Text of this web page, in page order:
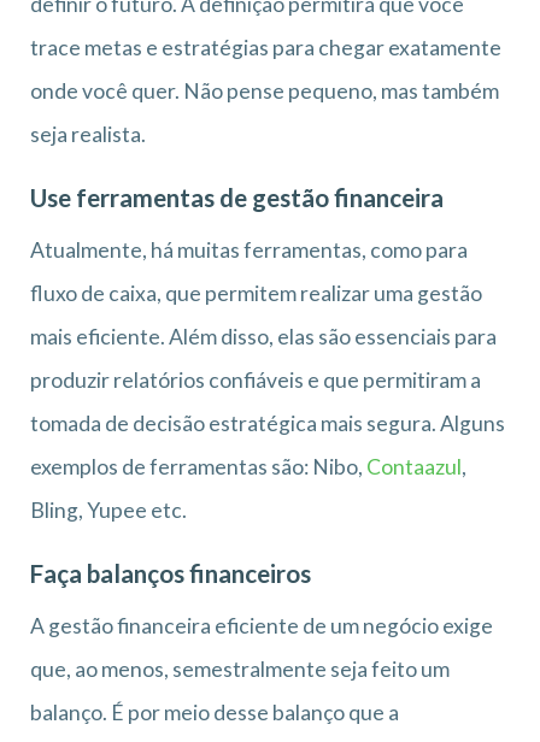
trace metas e estratégias para chegar exatamente
onde você quer. Não pense pequeno, mas também
seja realista.
Use ferramentas de gestão financeira
Atualmente, há muitas ferramentas, como para
fluxo de caixa, que permitem realizar uma gestão
mais eficiente. Além disso, elas são essenciais para
produzir relatórios confiáveis e que permitiram a
tomada de decisão estratégica mais segura. Alguns
exemplos de ferramentas são: Nibo, Contaazul,
Bling, Yupee etc.
Faça balanços financeiros
A gestão financeira eficiente de um negócio exige
que, ao menos, semestralmente seja feito um
balanço. É por meio desse balanço que a